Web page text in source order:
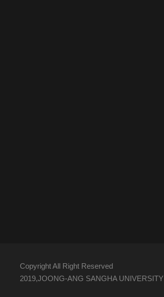
Copyright All Right Reserved
2019,JOONG-ANG SANGHA UNIVERSITY